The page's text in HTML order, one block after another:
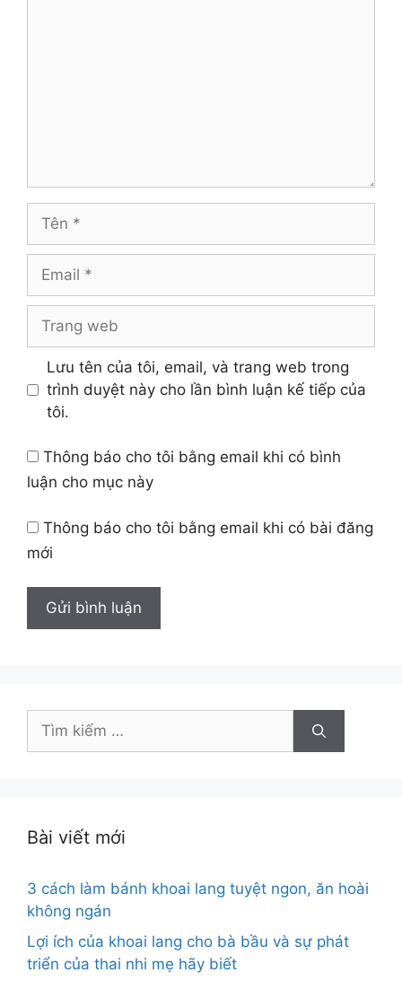
web
Lưu tên của tôi, email, và trang web trong
trình duyệt này cho lần bình luận kế tiếp của
tôi.
Thông báo cho tôi bằng email khi có bình
luận cho mục này
Thông báo cho tôi bằng email khi có bài đăng
mới
Tìm
Bài viết mới
3 cách làm bánh khoai lang tuyệt ngon, ăn hoài
không ngán
Lợi ích của khoai lang cho bà bầu và sự phát
triển của thai nhi mẹ hãy biết